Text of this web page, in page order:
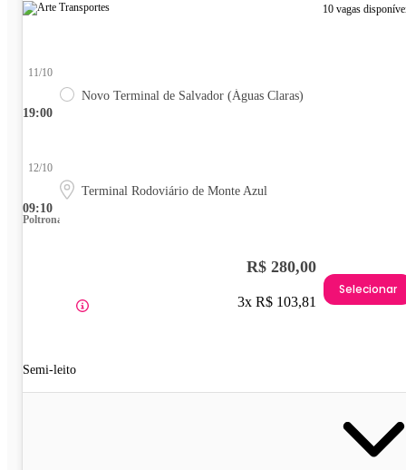
10 vagas
19:00
11/10
Novo Terminal de Salvador (Águas Claras)
09:10
12/10
Terminal Rodoviário de Monte Azul
Poltrona
Semi-leito
R$ 280,00
3x R$ 103,81
Selecionar